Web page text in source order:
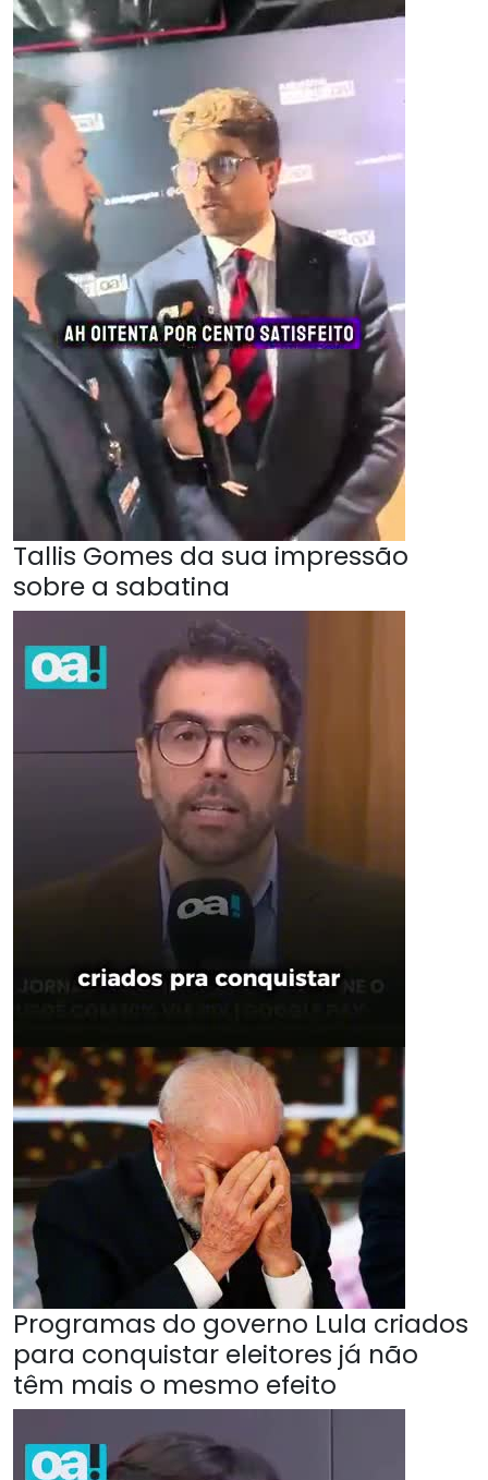
Tallis Gomes da sua impressão
sobre a sabatina
Programas do governo Lula criados
para conquistar eleitores já não
têm mais o mesmo efeito